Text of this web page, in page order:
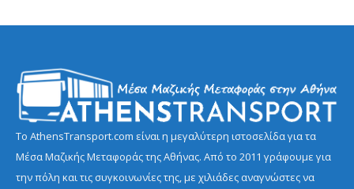
Το AthensTransport.com είναι η μεγαλύτερη ιστοσελίδα για τα
Μέσα Μαζικής Μεταφοράς της Αθήνας. Από το 2011 γράφουμε για
την πόλη και τις συγκοινωνίες της, με χιλιάδες αναγνώστες να